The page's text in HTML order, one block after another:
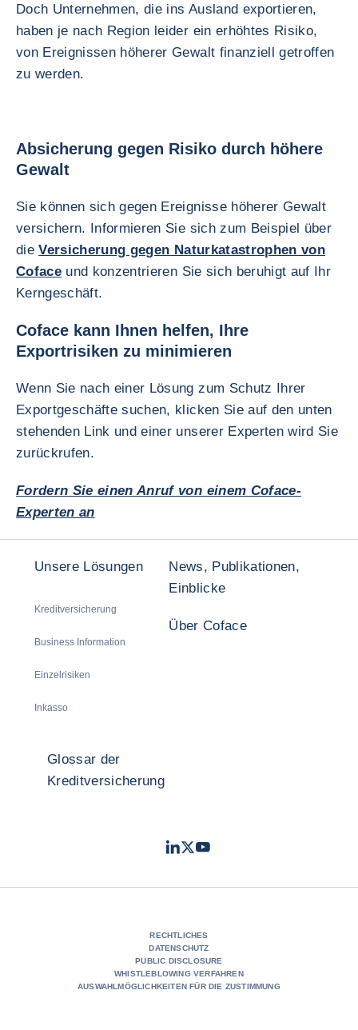
Doch Unternehmen, die ins Ausland exportieren,
haben je nach Region leider ein erhöhtes Risiko,
von Ereignissen höherer Gewalt finanziell getroffen
zu werden.
Absicherung gegen Risiko durch höhere
Gewalt
Sie können sich gegen Ereignisse höherer Gewalt
versichern. Informieren Sie sich zum Beispiel über
dieVersicherung gegen Naturkatastrophen von
Coface und konzentrieren Sie sich beruhigt auf Ihr
Kerngeschäft.
Coface kann Ihnen helfen, Ihre
Exportrisiken zu minimieren
Wenn Sie nach einer Lösung zum Schutz Ihrer
Exportgeschäfte suchen, klicken Sie auf den unten
stehenden Link und einer unserer Experten wird Sie
zurückrufen.
Fordern Sie einen Anruf von einem Coface-
Experten an
Unsere Lösungen
Kreditversicherung
Business Information
Einzelrisiken
Inkasso
News, Publikationen,
Einblicke
Über Coface
Glossar der
Kreditversicherung
LinkedIn
TwitterYoutube
RECHTLICHES
DATENSCHUTZ
PUBLIC DISCLOSURE
WHISTLEBLOWING VERFAHREN
AUSWAHLMÖGLICHKEITEN FÜR DIE ZUSTIMMUNG